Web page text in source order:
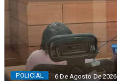
POLICIAL 6 De Agosto De 2026